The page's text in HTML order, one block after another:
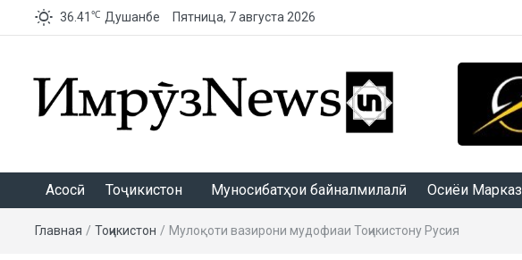
36.41 ℃ Душанбе Пятница, 7 августа 2026
Асосӣ Тоҷикистон Муносибатҳои байналмилалӣ Осиёи Марказӣ
Главная / Тоҷикистон / Мулоқоти вазирони мудофиаи Тоҷикистону Русия